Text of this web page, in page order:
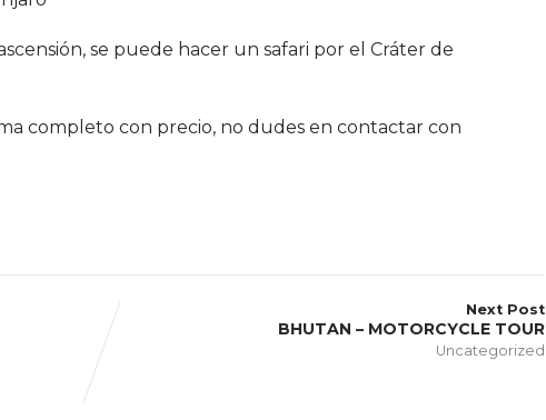
se puede hacer un safari por el Cráter de
completo con precio, no dudes en contactar con
Next Post
BHUTAN – MOTORCYCLE TOUR
Uncategorized